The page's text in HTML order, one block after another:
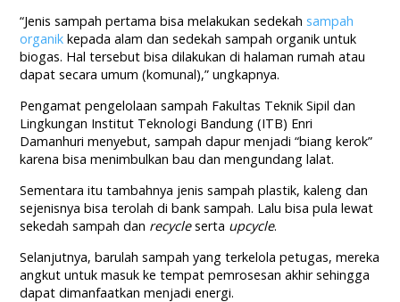
“Jenis sampah pertama bisa melakukan sedekah sampah
organik kepada alam dan sedekah sampah organik untuk
biogas. Hal tersebut bisa dilakukan di halaman rumah atau
dapat secara umum (komunal),” ungkapnya.
Pengamat pengelolaan sampah Fakultas Teknik Sipil dan
Lingkungan Institut Teknologi Bandung (ITB) Enri
Damanhuri menyebut, sampah dapur menjadi “biang kerok”
karena bisa menimbulkan bau dan mengundang lalat.
Sementara itu tambahnya jenis sampah plastik, kaleng dan
sejenisnya bisa terolah di bank sampah. Lalu bisa pula lewat
sekedah sampah dan recycleserta upcycle.
Selanjutnya, barulah sampah yang terkelola petugas, mereka
angkut untuk masuk ke tempat pemrosesan akhir sehingga
dapat dimanfaatkan menjadi energi.